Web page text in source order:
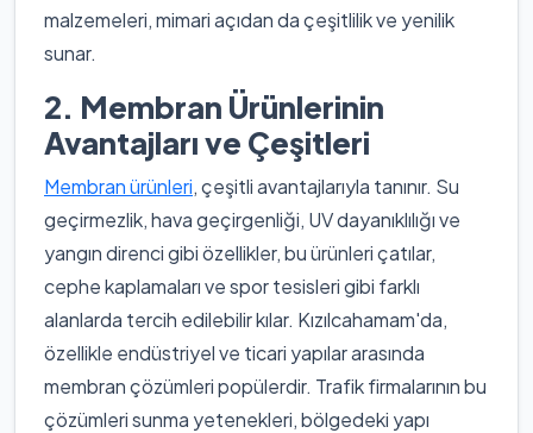
malzemeleri, mimari açıdan da çeşitlilik ve yenilik
sunar.
2. Membran Ürünlerinin
Avantajları ve Çeşitleri
Membran ürünleri, çeşitli avantajlarıyla tanınır. Su
geçirmezlik, hava geçirgenliği, UV dayanıklılığı ve
yangın direnci gibi özellikler, bu ürünleri çatılar,
cephe kaplamaları ve spor tesisleri gibi farklı
alanlarda tercih edilebilir kılar. Kızılcahamam'da,
özellikle endüstriyel ve ticari yapılar arasında
membran çözümleri popülerdir. Trafik firmalarının bu
çözümleri sunma yetenekleri, bölgedeki yapı